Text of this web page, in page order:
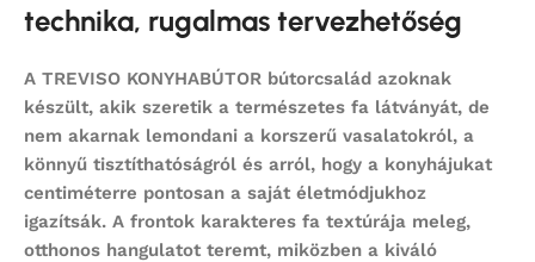
technika, rugalmas tervezhetőség
A TREVISO KONYHABÚTOR bútorcsalád azoknak
készült, akik szeretik a természetes fa látványát, de
nem akarnak lemondani a korszerű vasalatokról, a
könnyű tisztíthatóságról és arról, hogy a konyhájukat
centiméterre pontosan a saját életmódjukhoz
igazítsák. A frontok karakteres fa textúrája meleg,
otthonos hangulatot teremt, miközben a kiváló